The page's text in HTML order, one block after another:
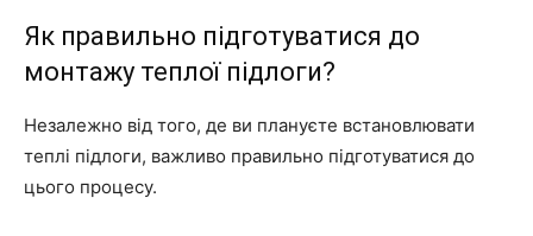
Як правильно підготуватися до
монтажу теплої підлоги?
Незалежно від того, де ви плануєте встановлювати
теплі підлоги, важливо правильно підготуватися до
цього процесу.